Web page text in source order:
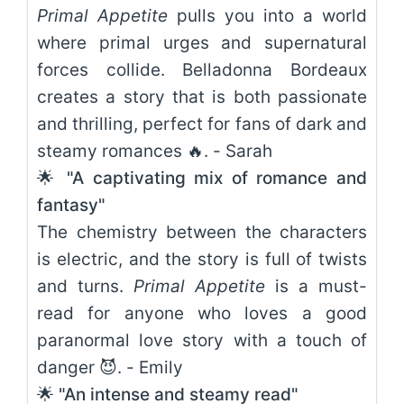
Primal Appetite pulls you into a world
where primal urges and supernatural
forces collide. Belladonna Bordeaux
creates a story that is both passionate
and thrilling, perfect for fans of dark and
steamy romances 🔥. - Sarah
🌟 "A captivating mix of romance and
fantasy"
The chemistry between the characters
is electric, and the story is full of twists
and turns. Primal Appetite is a must-
read for anyone who loves a good
paranormal love story with a touch of
danger 😈. - Emily
🌟 "An intense and steamy read"